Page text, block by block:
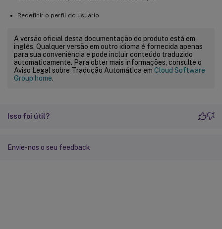
Redefinir o perfil do usuário
A versão oficial desta documentação do produto está em
inglês. Qualquer versão em outro idioma é fornecida apenas
para sua conveniência e pode incluir conteúdo traduzido
automaticamente. Para obter mais informações, consulte o
Aviso Legal sobre Tradução Automática em Cloud Software
Group home.
Isso foi útil?
Envie-nos o seu feedback